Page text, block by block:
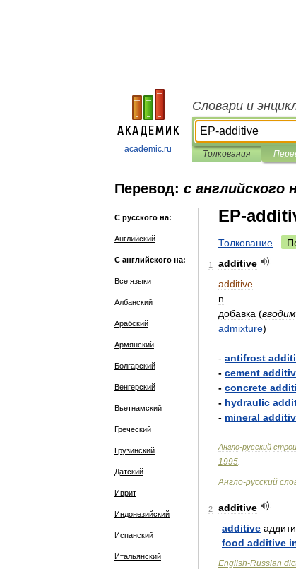
academic.ru
Словари и
Толкования
Перевод: с английского
С русского на:
Английский
С английского на:
Все языки
Албанский
Арабский
Армянский
Болгарский
Венгерский
Вьетнамский
Греческий
Грузинский
Датский
Иврит
Индонезийский
Испанский
Итальянский
EP-
Толкование
1
additive
additive
n
добавка (
admixture)
- antifrost
- cement
- concrete
- hydraulic
- mineral
Англо-русский
1995
Англо-русский
2
additive
additive
food additive
English-Russian